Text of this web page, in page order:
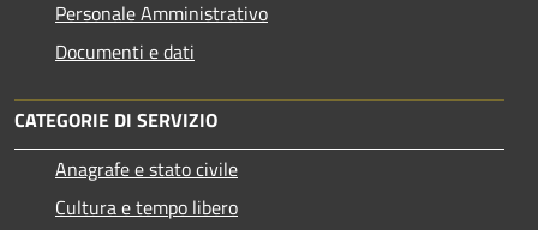
Personale Amministrativo
Documenti e dati
CATEGORIE DI SERVIZIO
Anagrafe e stato civile
Cultura e tempo libero